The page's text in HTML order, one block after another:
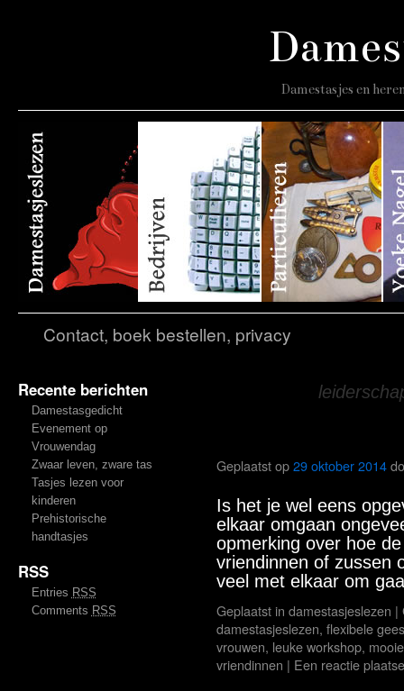
Damestasjes en
Contact, boek bestellen, privacy
Recente berichten
Damestasgedicht
Evenement op
Vrouwendag
Zwaar leven, zware tas
Tasjes lezen voor
kinderen
Prehistorische
handtasjes
RSS
Entries RSS
Comments RSS
Geplaatst op29 oktober 2014
Is het je wel eens
elkaar omgaan
opmerking over hoe
vriendinnen of zussen
veel met elkaar om
Geplaatst in damestasjeslezen |
damestasjeslezen, flexibele
vrouwen, leuke workshop,
vriendinnen | Een reactie